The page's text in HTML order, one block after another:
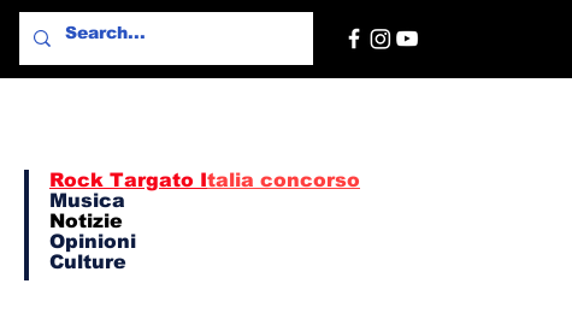
Rock Targato Italia concorso
Musica
Notizie
Opinioni
Culture